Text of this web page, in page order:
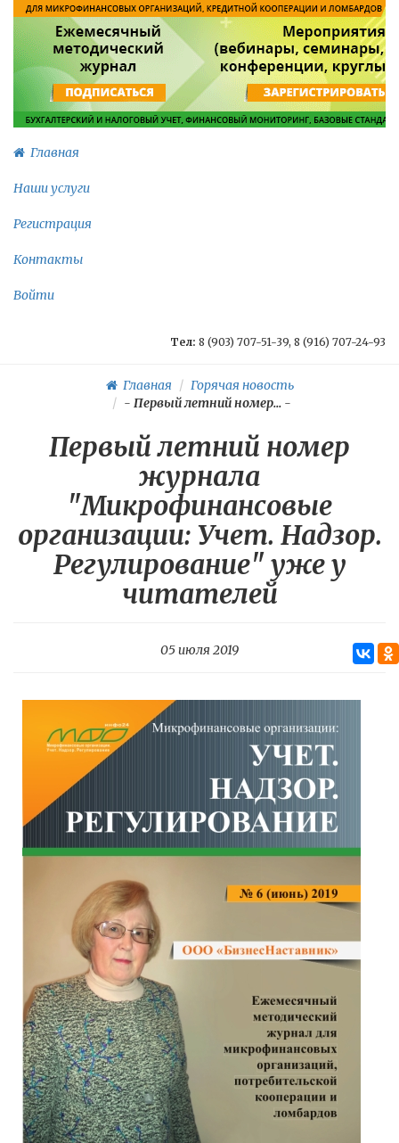
Главная
Наши услуги
Регистрация
Контакты
Войти
Тел: 8 (903) 707-51-39, 8 (916) 707-24-93
Главная
Горячая новость
- Первый летний номер... -
Первый летний номер
журнала
"Микрофинансовые
организации: Учет. Надзор.
Регулирование" уже у
читателей
05 июля 2019